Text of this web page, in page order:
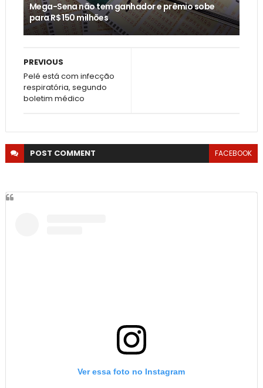
Mega-Sena não tem ganhador e prêmio sobe
para R$ 150 milhões
PREVIOUS
Pelé está com infecção
respiratória, segundo
boletim médico
POST COMMENT FACEBOOK
Ver essa foto no Instagram